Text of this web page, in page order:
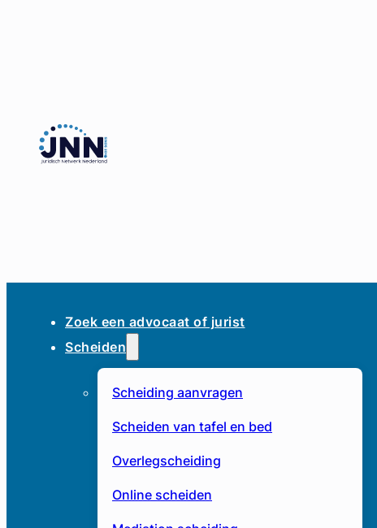
Zoek een advocaat of jurist
Scheiden
Scheiding aanvragen
Scheiden van tafel en bed
Overlegscheiding
Online scheiden